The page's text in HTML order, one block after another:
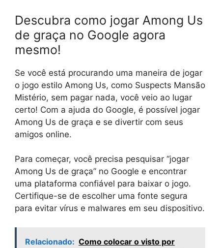
Descubra como jogar Among Us
de graça no Google agora
mesmo!
Se você está procurando uma maneira de jogar
o jogo estilo Among Us, como Suspects Mansão
Mistério, sem pagar nada, você veio ao lugar
certo! Com a ajuda do Google, é possível jogar
Among Us de graça e se divertir com seus
amigos online.
Para começar, você precisa pesquisar “jogar
Among Us de graça” no Google e encontrar
uma plataforma confiável para baixar o jogo.
Certifique-se de escolher uma fonte segura
para evitar vírus e malwares em seu dispositivo.
Relacionado: Como colocar o visto por